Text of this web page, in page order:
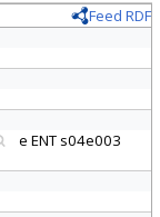
Feed RDF
e ENT s04e003